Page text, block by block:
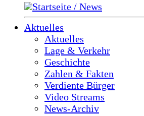
Startseite / News
Aktuelles
Aktuelles
Lage & Verkehr
Geschichte
Zahlen & Fakten
Verdiente Bürger
Video Streams
News-Archiv